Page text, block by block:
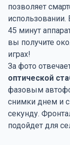
позволяет
использовании.
45 минут
вы получите
играх!
За фото
оптической
фазовым
снимки днем и
секунду.
подойдет для